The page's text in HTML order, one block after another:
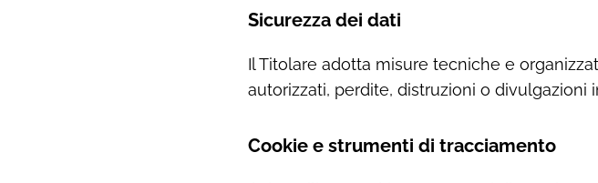
Sicurezza dei dati
Il Titolare adotta misure tecniche e
autorizzati, perdite, distruzioni o divulgazioni
Cookie e strumenti di tracciamento